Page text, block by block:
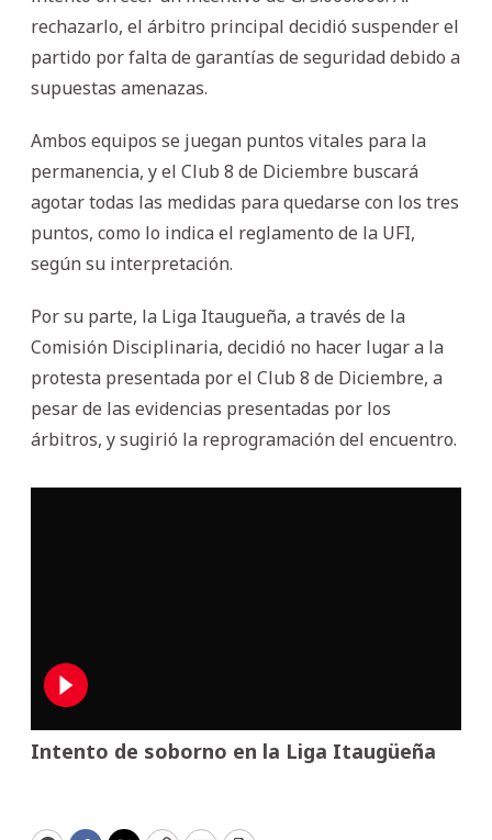
rechazarlo, el árbitro principal decidió suspender el
partido por falta de garantías de seguridad debido a
supuestas amenazas.
Ambos equipos se juegan puntos vitales para la
permanencia, y el Club 8 de Diciembre buscará
agotar todas las medidas para quedarse con los tres
puntos, como lo indica el reglamento de la UFI,
según su interpretación.
Por su parte, la Liga Itaugueña, a través de la
Comisión Disciplinaria, decidió no hacer lugar a la
protesta presentada por el Club 8 de Diciembre, a
pesar de las evidencias presentadas por los
árbitros, y sugirió la reprogramación del encuentro.
Intento de soborno en la Liga Itaugüeña